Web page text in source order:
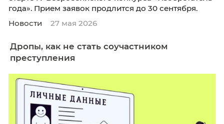
изобретателей и рационализаторов
старте IV Всероссийского конкурса
года». Прием заявок продлится до 30
Новости
27 мая 2026
Дропы, как не стать соучастником